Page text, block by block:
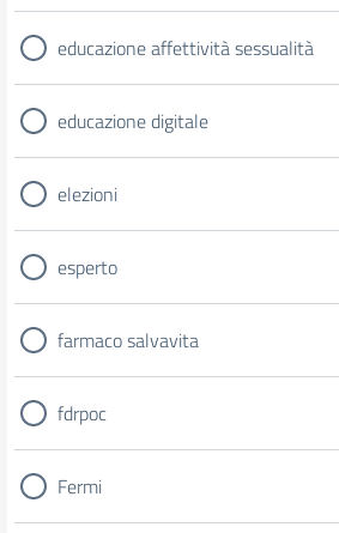
educazione affettività sessualità
educazione digitale
elezioni
esperto
farmaco salvavita
fdrpoc
Fermi